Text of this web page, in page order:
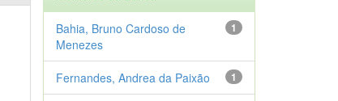
1
Bahia, Bruno Cardoso de
Menezes
1
Fernandes, Andrea da Paixão